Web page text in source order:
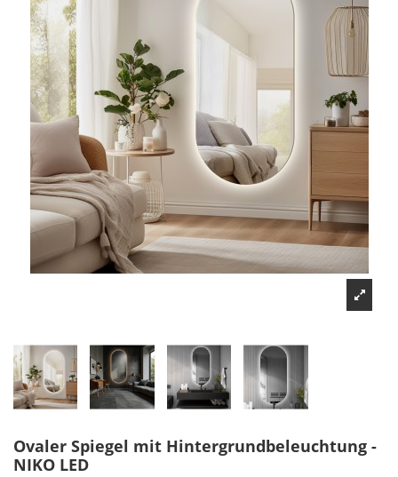
Ovaler Spiegel mit Hintergrundbeleuchtung -
NIKO LED